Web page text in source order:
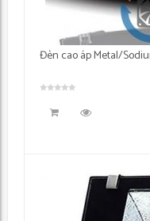
Đèn cao áp Metal/